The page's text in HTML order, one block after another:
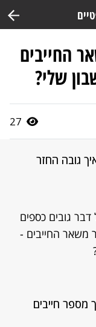
החייבים
שלי?
27
גובה החזר
גובים כספים
משאר החייבים -
מספר חייבים